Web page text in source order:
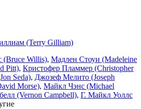
(Terry Gilliam)
(Bruce Willis), Мадлен Стоуи (Madeleine
Pitt), Кристофер Пламмер (Christopher
Seda), Джозеф Мелито (Joseph
Morse), Майкл Чэнс (Michael
(Vernon Campbell), Г. Майкл Уоллс